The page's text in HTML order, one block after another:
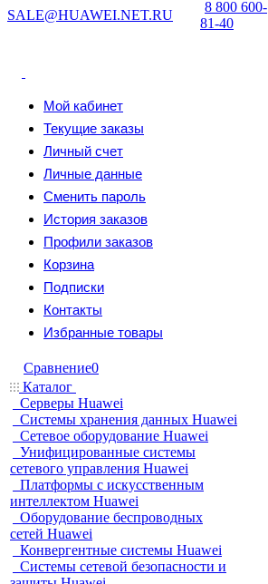
SALE@HUAWEI.NET.RU
8 800 600-
81-40
Мой кабинет
Текущие заказы
Личный счет
Личные данные
Сменить пароль
История заказов
Профили заказов
Корзина
Подписки
Контакты
Избранные товары
Сравнение0
Каталог
Серверы Huawei
Системы хранения данных Huawei
Сетевое оборудование Huawei
Унифицированные системы
сетевого управления Huawei
Платформы с искусственным
интеллектом Huawei
Оборудование беспроводных
сетей Huawei
Конвергентные системы Huawei
Системы сетевой безопасности и